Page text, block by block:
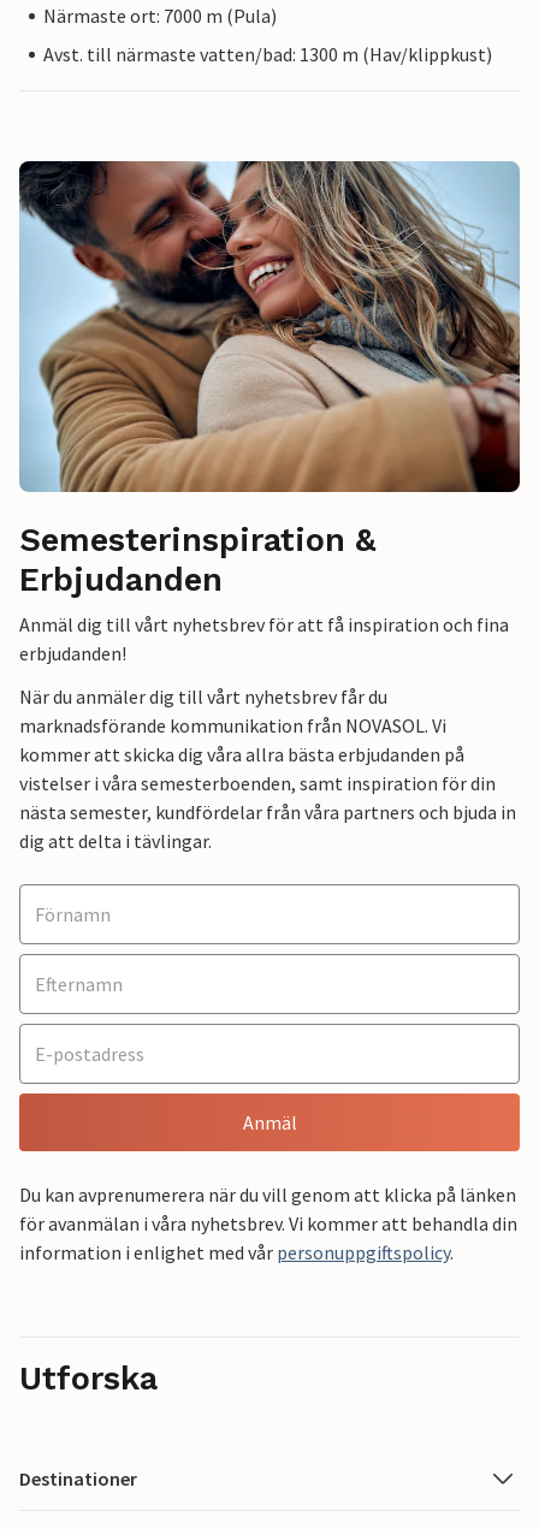
Närmaste ort: 7000 m (Pula)
Avst. till närmaste vatten/bad: 1300 m (Hav/klippkust)
Semesterinspiration &
Erbjudanden
Anmäl dig till vårt nyhetsbrev för att få inspiration och fina
erbjudanden!
När du anmäler dig till vårt nyhetsbrev får du
marknadsförande kommunikation från NOVASOL. Vi
kommer att skicka dig våra allra bästa erbjudanden på
vistelser i våra semesterboenden, samt inspiration för din
nästa semester, kundfördelar från våra partners och bjuda in
dig att delta i tävlingar.
Anmäl
Du kan avprenumerera när du vill genom att klicka på länken
för avanmälan i våra nyhetsbrev. Vi kommer att behandla din
information i enlighet med vår personuppgiftspolicy.
Utforska
Destinationer